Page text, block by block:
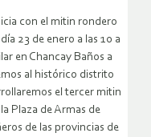
con el mitin rondero
23 de enero a las 10 a
en Chancay Baños a
al histórico distrito
el tercer mitin
Plaza de Armas de
de las provincias de